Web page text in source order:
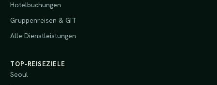
Hotelbuchungen
Gruppenreisen & GIT
Alle Dienstleistungen
TOP-REISEZIELE
Seoul